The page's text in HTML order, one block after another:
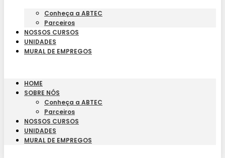
Conheça a ABTEC
Parceiros
NOSSOS CURSOS
UNIDADES
MURAL DE EMPREGOS
HOME
SOBRE NÓS
Conheça a ABTEC
Parceiros
NOSSOS CURSOS
UNIDADES
MURAL DE EMPREGOS